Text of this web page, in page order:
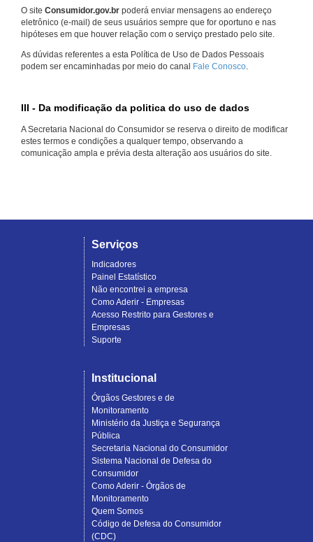
O site Consumidor.gov.br poderá enviar mensagens ao endereço
eletrônico (e-mail) de seus usuários sempre que for oportuno e nas
hipóteses em que houver relação com o serviço prestado pelo site.
As dúvidas referentes a esta Política de Uso de Dados Pessoais
podem ser encaminhadas por meio do canal Fale Conosco.
III - Da modificação da politica do uso de dados
A Secretaria Nacional do Consumidor se reserva o direito de modificar
estes termos e condições a qualquer tempo, observando a
comunicação ampla e prévia desta alteração aos usuários do site.
Serviços
Indicadores
Painel Estatístico
Não encontrei a empresa
Como Aderir - Empresas
Acesso Restrito para Gestores e
Empresas
Suporte
Institucional
Órgãos Gestores e de
Monitoramento
Ministério da Justiça e Segurança
Pública
Secretaria Nacional do Consumidor
Sistema Nacional de Defesa do
Consumidor
Como Aderir - Órgãos de
Monitoramento
Quem Somos
Código de Defesa do Consumidor
(CDC)